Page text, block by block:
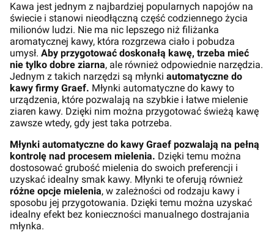
Kawa jest jednym z najbardziej popularnych napojów na
świecie i stanowi nieodłączną część codziennego życia
milionów ludzi. Nie ma nic lepszego niż filiżanka
aromatycznej kawy, która rozgrzewa ciało i pobudza
umysł. Aby przygotować doskonałą kawę, trzeba mieć
nie tylko dobre ziarna, ale również odpowiednie narzędzia.
Jednym z takich narzędzi są młynki automatyczne do
kawy firmy Graef. Młynki automatyczne do kawy to
urządzenia, które pozwalają na szybkie i łatwe mielenie
ziaren kawy. Dzięki nim można przygotować świeżą kawę
zawsze wtedy, gdy jest taka potrzeba.
Młynki automatyczne do kawy Graef pozwalają na pełną
kontrolę nad procesem mielenia. Dzięki temu można
dostosować grubość mielenia do swoich preferencji i
uzyskać idealny smak kawy. Młynki te oferują również
różne opcje mielenia, w zależności od rodzaju kawy i
sposobu jej przygotowania. Dzięki temu można uzyskać
idealny efekt bez konieczności manualnego dostrajania
młynka.